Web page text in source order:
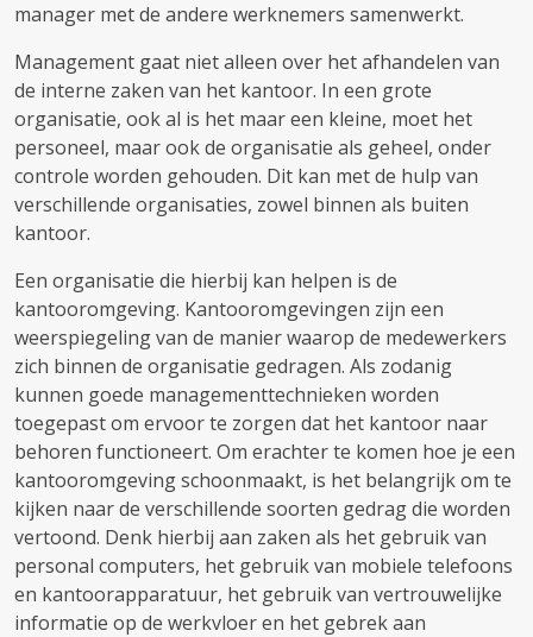
manager met de andere werknemers samenwerkt.
Management gaat niet alleen over het afhandelen van
de interne zaken van het kantoor. In een grote
organisatie, ook al is het maar een kleine, moet het
personeel, maar ook de organisatie als geheel, onder
controle worden gehouden. Dit kan met de hulp van
verschillende organisaties, zowel binnen als buiten
kantoor.
Een organisatie die hierbij kan helpen is de
kantooromgeving. Kantooromgevingen zijn een
weerspiegeling van de manier waarop de medewerkers
zich binnen de organisatie gedragen. Als zodanig
kunnen goede managementtechnieken worden
toegepast om ervoor te zorgen dat het kantoor naar
behoren functioneert. Om erachter te komen hoe je een
kantooromgeving schoonmaakt, is het belangrijk om te
kijken naar de verschillende soorten gedrag die worden
vertoond. Denk hierbij aan zaken als het gebruik van
personal computers, het gebruik van mobiele telefoons
en kantoorapparatuur, het gebruik van vertrouwelijke
informatie op de werkvloer en het gebrek aan